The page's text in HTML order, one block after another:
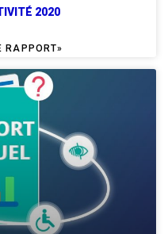
2020
RAPPORT»